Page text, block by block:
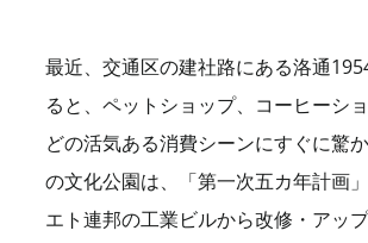
最近、交通区の建社路にある洛通
ると、ペットショップ、コーヒーシ
どの活気ある消費シーンにすぐに驚
の文化公園は、「第一次五カ年計画
エト連邦の工業ビルから改修・アッ